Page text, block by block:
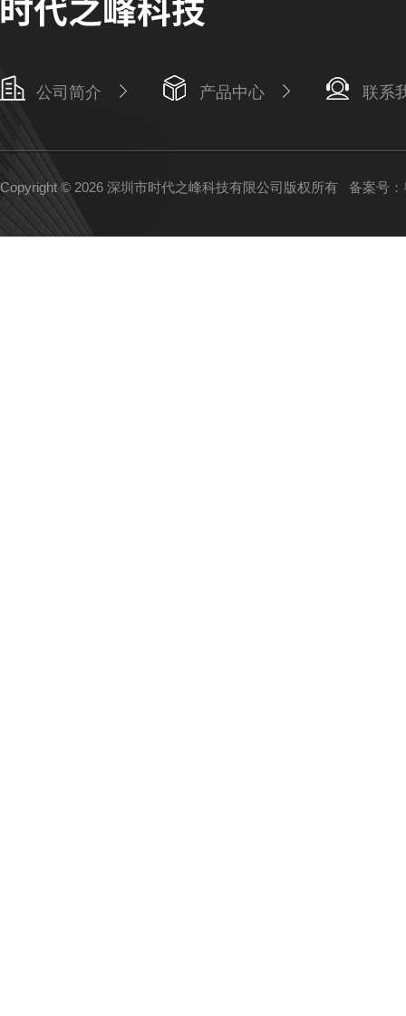
公司简介 产品中心 联系
Copyright © 2026 深圳市时代之峰科技有限公司版权所有 备案号